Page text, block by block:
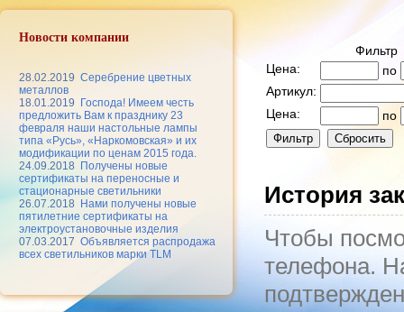
Новости компании
28.02.2019 Серебрение цветных
металлов
18.01.2019
Господа! Имеем честь
предложить Вам к празднику 23
февраля наши настольные лампы
типа «Русь», «Наркомовская» и их
модификации по ценам 2015 года.
24.09.2018
Получены новые
сертификаты на переносные и
стационарные светильники
26.07.2018
Нами получены новые
пятилетние сертификаты на
электроустановочные изделия
07.03.2017 Объявляется распродажа
всех светильников марки TLM
Фильтр
Цена:
по
Артикул:
Цена:
по
История
Чтобы
телефона.